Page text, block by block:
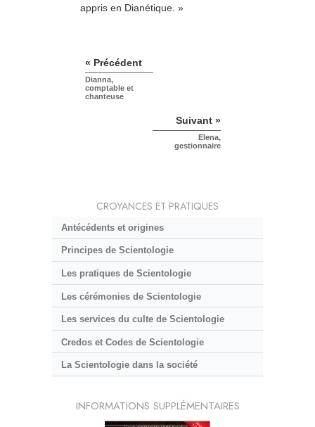
appris en Dianétique. »
« Précédent
Dianna,
comptable et
chanteuse
Suivant »
Elena,
gestionnaire
CROYANCES ET PRATIQUES
Antécédents et origines
Principes de Scientologie
Les pratiques de Scientologie
Les cérémonies de Scientologie
Les services du culte de Scientologie
Credos et Codes de Scientologie
La Scientologie dans la société
INFORMATIONS SUPPLÉMENTAIRES